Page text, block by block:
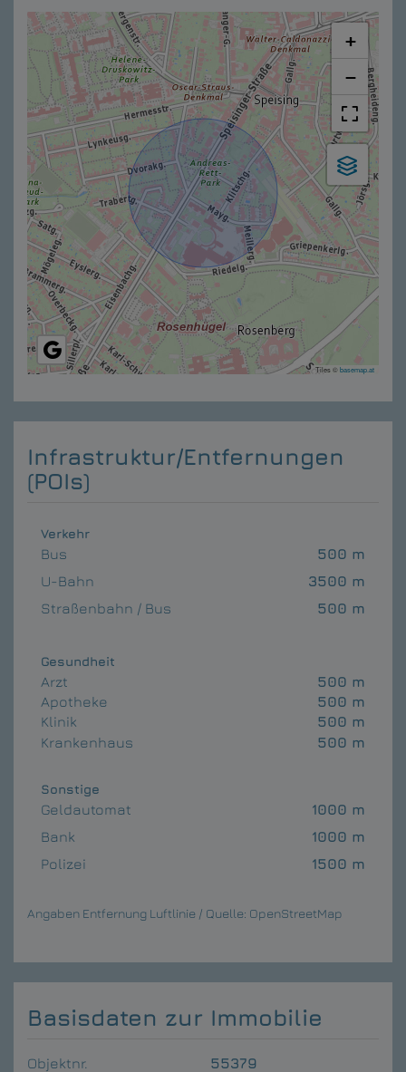
+
−
Tiles ©basemap.at
Infrastruktur/Entfernungen
(POIs)
Verkehr
Bus
500 m
U-Bahn
3500 m
Straßenbahn / Bus
500 m
Gesundheit
Arzt
500 m
Apotheke
500 m
Klinik
500 m
Krankenhaus
500 m
Sonstige
Geldautomat
1000 m
Bank
1000 m
Polizei
1500 m
Angaben Entfernung Luftlinie / Quelle: OpenStreetMap
Basisdaten zur Immobilie
Objektnr.
55379